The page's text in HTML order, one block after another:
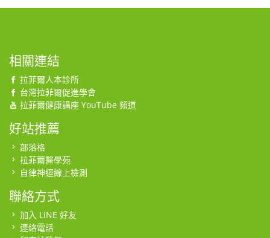
相關連結
拉菲爾人本診所
台灣拉菲爾促進學會
拉菲爾健康講座 YouTube 頻道
好站推薦
部落格
拉菲爾醫學苑
自律神經線上檢測
聯絡方式
加入 LINE 好友
連絡電話